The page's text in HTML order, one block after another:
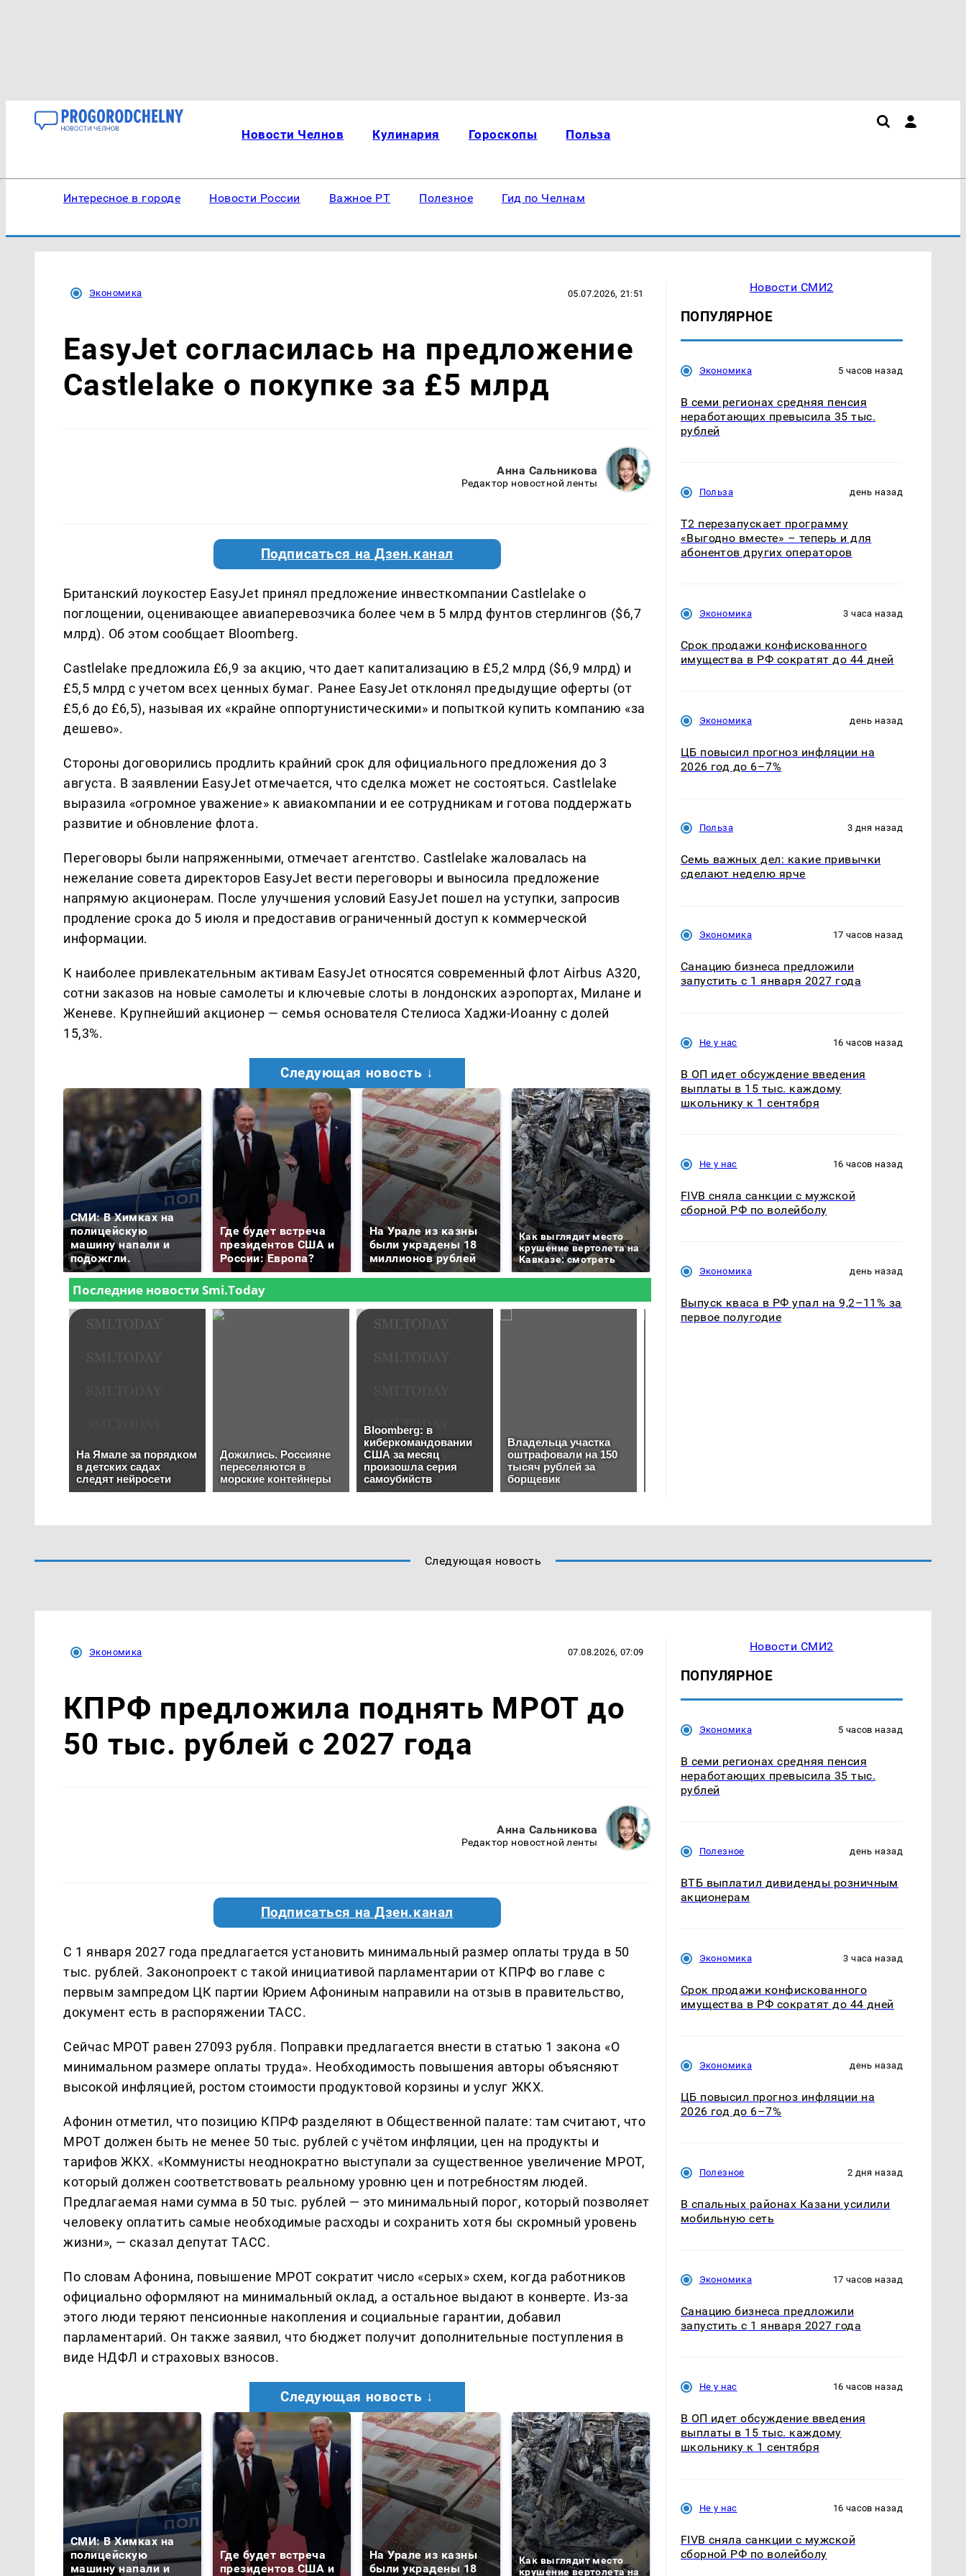
Новости Челнов Кулинария Гороскопы Польза
Интересное в городе Новости России Важное РТ Полезное Гид по Челнам
Экономика 05.07.2026, 21:51
EasyJet согласилась на предложение
Castlelake о покупке за £5 млрд
Анна Сальникова
Редактор новостной ленты
Подписаться на Дзен.канал
Британский лоукостер EasyJet принял предложение инвесткомпании Castlelake о
поглощении, оценивающее авиаперевозчика более чем в 5 млрд фунтов стерлингов ($6,7
млрд). Об этом сообщает Bloomberg.
Castlelake предложила £6,9 за акцию, что дает капитализацию в £5,2 млрд ($6,9 млрд) и
£5,5 млрд с учетом всех ценных бумаг. Ранее EasyJet отклонял предыдущие оферты (от
£5,6 до £6,5), называя их «крайне оппортунистическими» и попыткой купить компанию «за
дешево».
Стороны договорились продлить крайний срок для официального предложения до 3
августа. В заявлении EasyJet отмечается, что сделка может не состояться. Castlelake
выразила «огромное уважение» к авиакомпании и ее сотрудникам и готова поддержать
развитие и обновление флота.
Переговоры были напряженными, отмечает агентство. Castlelake жаловалась на
нежелание совета директоров EasyJet вести переговоры и выносила предложение
напрямую акционерам. После улучшения условий EasyJet пошел на уступки, запросив
продление срока до 5 июля и предоставив ограниченный доступ к коммерческой
информации.
К наиболее привлекательным активам EasyJet относятся современный флот Airbus A320,
сотни заказов на новые самолеты и ключевые слоты в лондонских аэропортах, Милане и
Женеве. Крупнейший акционер — семья основателя Стелиоса Хаджи-Иоанну с долей
15,3%.
Следующая новость ↓
СМИ: В Химках на
полицейскую
машину напали и
подожгли.
Где будет встреча
президентов США и
России: Европа?
На Урале из казны
были украдены 18
миллионов рублей
Как выглядит место
крушение вертолета на
Кавказе: смотреть
Новости СМИ2
ПОПУЛЯРНОЕ
Экономика 5 часов назад
В семи регионах средняя пенсия
неработающих превысила 35 тыс.
рублей
Польза день назад
Т2 перезапускает программу
«Выгодно вместе» – теперь и для
абонентов других операторов
Экономика 3 часа назад
Срок продажи конфискованного
имущества в РФ сократят до 44 дней
Экономика день назад
ЦБ повысил прогноз инфляции на
2026 год до 6–7%
Польза 3 дня назад
Семь важных дел: какие привычки
сделают неделю ярче
Экономика 17 часов назад
Санацию бизнеса предложили
запустить с 1 января 2027 года
Не у нас 16 часов назад
В ОП идет обсуждение введения
выплаты в 15 тыс. каждому
школьнику к 1 сентября
Не у нас 16 часов назад
FIVB сняла санкции с мужской
сборной РФ по волейболу
Экономика день назад
Выпуск кваса в РФ упал на 9,2–11% за
первое полугодие
Следующая новость
Экономика 07.08.2026, 07:09
КПРФ предложила поднять МРОТ до
50 тыс. рублей с 2027 года
Анна Сальникова
Редактор новостной ленты
Подписаться на Дзен.канал
С 1 января 2027 года предлагается установить минимальный размер оплаты труда в 50
тыс. рублей. Законопроект с такой инициативой парламентарии от КПРФ во главе с
первым зампредом ЦК партии Юрием Афониным направили на отзыв в правительство,
документ есть в распоряжении ТАСС.
Сейчас МРОТ равен 27093 рубля. Поправки предлагается внести в статью 1 закона «О
минимальном размере оплаты труда». Необходимость повышения авторы объясняют
высокой инфляцией, ростом стоимости продуктовой корзины и услуг ЖКХ.
Афонин отметил, что позицию КПРФ разделяют в Общественной палате: там считают, что
МРОТ должен быть не менее 50 тыс. рублей с учётом инфляции, цен на продукты и
тарифов ЖКХ. «Коммунисты неоднократно выступали за существенное увеличение МРОТ,
который должен соответствовать реальному уровню цен и потребностям людей.
Предлагаемая нами сумма в 50 тыс. рублей — это минимальный порог, который позволяет
человеку оплатить самые необходимые расходы и сохранить хотя бы скромный уровень
жизни», — сказал депутат ТАСС.
По словам Афонина, повышение МРОТ сократит число «серых» схем, когда работников
официально оформляют на минимальный оклад, а остальное выдают в конверте. Из-за
этого люди теряют пенсионные накопления и социальные гарантии, добавил
парламентарий. Он также заявил, что бюджет получит дополнительные поступления в
виде НДФЛ и страховых взносов.
Следующая новость ↓
СМИ: В Химках на
полицейскую
машину напали и
Где будет встреча
президентов США и
На Урале из казны
были украдены 18
Как выглядит место
крушение вертолета на
Такую зиму в России
Не ешьте эту
Новости СМИ2
ПОПУЛЯРНОЕ
Экономика 5 часов назад
В семи регионах средняя пенсия
неработающих превысила 35 тыс.
рублей
Полезное день назад
ВТБ выплатил дивиденды розничным
акционерам
Экономика 3 часа назад
Срок продажи конфискованного
имущества в РФ сократят до 44 дней
Экономика день назад
ЦБ повысил прогноз инфляции на
2026 год до 6–7%
Полезное 2 дня назад
В спальных районах Казани усилили
мобильную сеть
Экономика 17 часов назад
Санацию бизнеса предложили
запустить с 1 января 2027 года
Не у нас 16 часов назад
В ОП идет обсуждение введения
выплаты в 15 тыс. каждому
школьнику к 1 сентября
Не у нас 16 часов назад
FIVB сняла санкции с мужской
сборной РФ по волейболу